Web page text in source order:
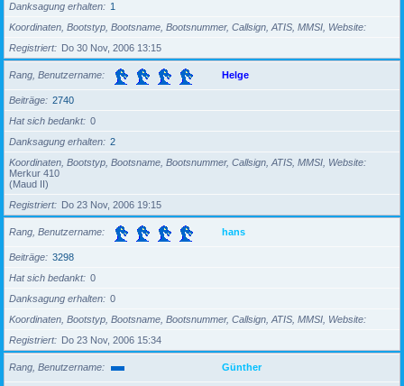
Danksagung erhalten
1
Koordinaten, Bootstyp, Bootsname, Bootsnummer, Callsign, ATIS, MMSI, Website
Registriert
Do 30 Nov, 2006 13:15
Rang, Benutzername Helge
Beiträge
2740
Hat sich bedankt
0
Danksagung erhalten
2
Koordinaten, Bootstyp, Bootsname, Bootsnummer, Callsign, ATIS, MMSI, Website
Merkur 410
(Maud II)
Registriert
Do 23 Nov, 2006 19:15
Rang, Benutzername hans
Beiträge
3298
Hat sich bedankt
0
Danksagung erhalten
0
Koordinaten, Bootstyp, Bootsname, Bootsnummer, Callsign, ATIS, MMSI, Website
Registriert
Do 23 Nov, 2006 15:34
Rang, Benutzername Günther